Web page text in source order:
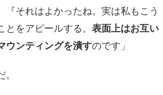
『それはよかったね。実は私もこう
をアピールする。 表面上はお互い
ウンティングを潰すのです」